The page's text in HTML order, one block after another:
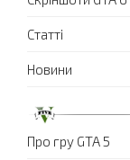
Статті
Новини
Про гру GTA 5